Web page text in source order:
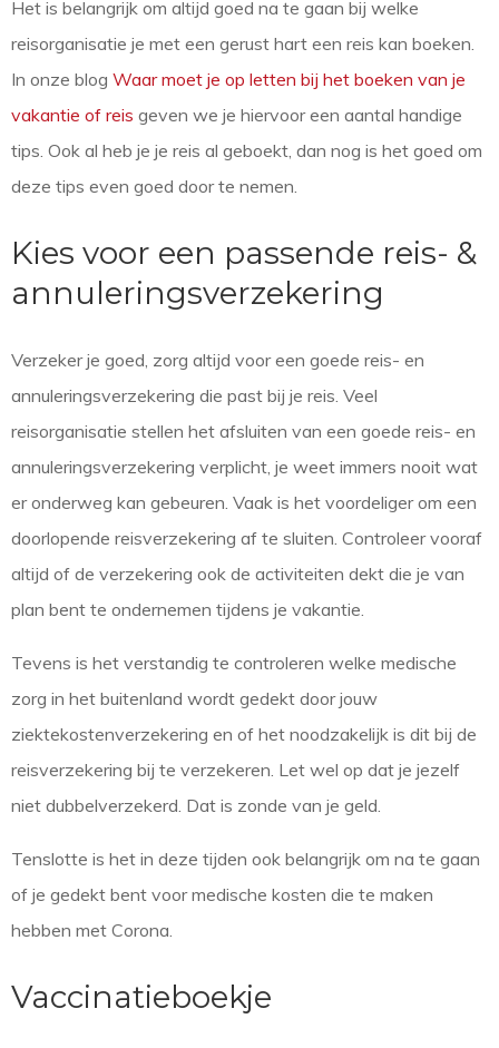
Het is belangrijk om altijd goed na te gaan bij welke
reisorganisatie je met een gerust hart een reis kan boeken.
In onze blog Waar moet je op letten bij het boeken van je
vakantie of reis geven we je hiervoor een aantal handige
tips. Ook al heb je je reis al geboekt, dan nog is het goed om
deze tips even goed door te nemen.
Kies voor een passende reis- &
annuleringsverzekering
Verzeker je goed, zorg altijd voor een goede reis- en
annuleringsverzekering die past bij je reis. Veel
reisorganisatie stellen het afsluiten van een goede reis- en
annuleringsverzekering verplicht, je weet immers nooit wat
er onderweg kan gebeuren. Vaak is het voordeliger om een
doorlopende reisverzekering af te sluiten. Controleer vooraf
altijd of de verzekering ook de activiteiten dekt die je van
plan bent te ondernemen tijdens je vakantie.
Tevens is het verstandig te controleren welke medische
zorg in het buitenland wordt gedekt door jouw
ziektekostenverzekering en of het noodzakelijk is dit bij de
reisverzekering bij te verzekeren. Let wel op dat je jezelf
niet dubbelverzekerd. Dat is zonde van je geld.
Tenslotte is het in deze tijden ook belangrijk om na te gaan
of je gedekt bent voor medische kosten die te maken
hebben met Corona.
Vaccinatieboekje